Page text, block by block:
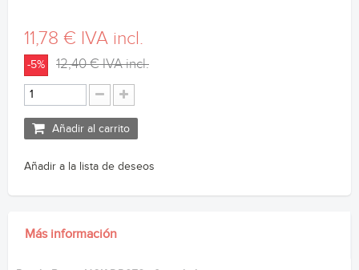
11,78 € IVA incl.
-5% 12,40 €IVA incl.
Añadir al carrito
Añadir a la lista de deseos
Más información